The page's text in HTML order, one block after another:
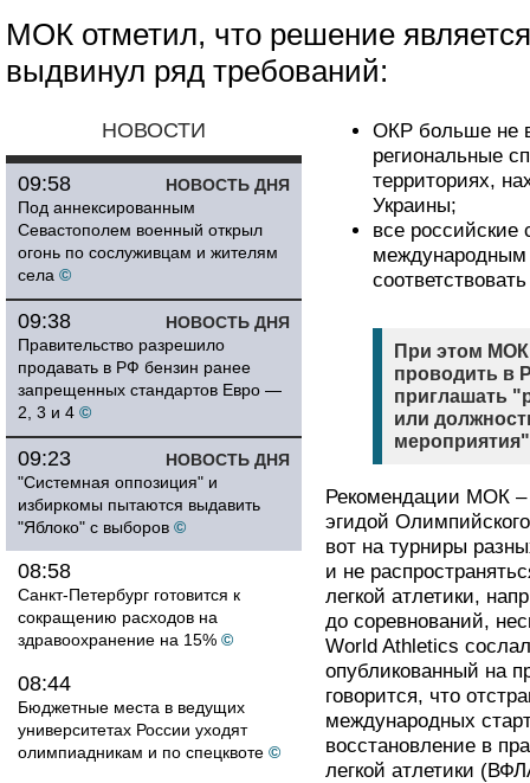
МОК отметил, что решение
выдвинул ряд требований:
НОВОСТИ
НОВОСТЬ ДНЯ
09:58
Под аннексированным
Севастополем военный открыл
огонь по сослуживцам и жителям
села ©
НОВОСТЬ ДНЯ
09:38
Правительство разрешило
продавать в РФ бензин ранее
запрещенных стандартов Евро —
2, 3 и 4 ©
НОВОСТЬ ДНЯ
09:23
"Системная оппозиция" и
избиркомы пытаются выдавить
"Яблоко" с выборов ©
08:58
Санкт-Петербург готовится к
сокращению расходов на
здравоохранение на 15% ©
08:44
Бюджетные места в ведущих
университетах России уходят
олимпиадникам и по спецквоте ©
ОКР больше не
региональные
территориях,
Украины;
все
При этом МОК
проводить в
приглашать
или
Рекомендации МОК –
эгидой
вот на турниры
и не
легкой атлетики,
до соревнований,
World Athletics
опубликованный на
говорится, что
международных
восстановление в
легкой атлетики